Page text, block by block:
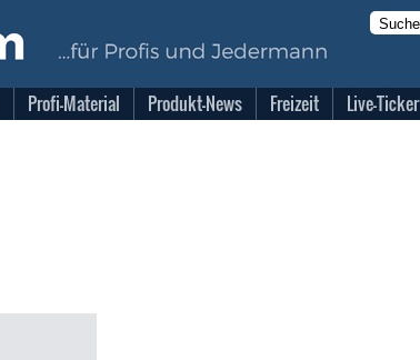
Profi-Material Produkt-News Freizeit Live-Ticker